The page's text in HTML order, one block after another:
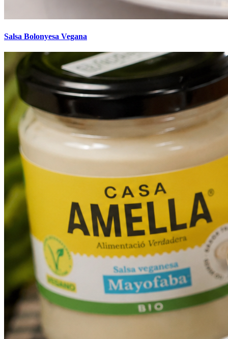
Salsa Bolonyesa Vegana